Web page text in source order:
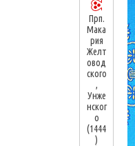
Прп.
Мака
рия
Желт
овод
ского
,
Унже
нског
о
(1444
)